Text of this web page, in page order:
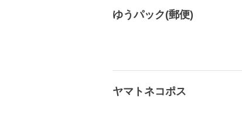
ゆうパック(郵便)
ヤマトネコポス